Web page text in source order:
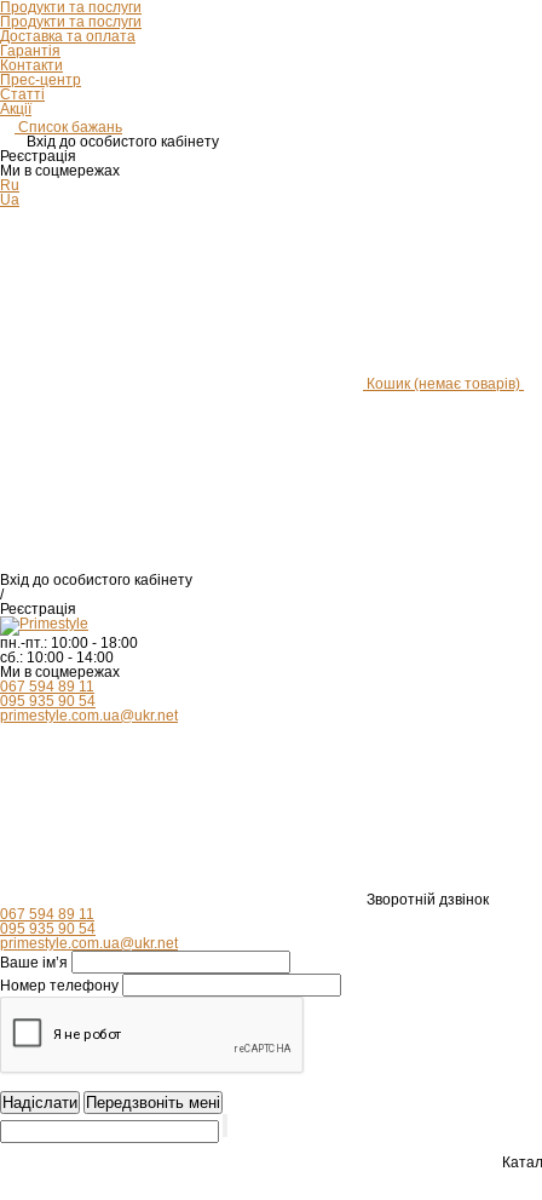
Продукти та послуги
Продукти та послуги
Доставка та оплата
Гарантія
Контакти
Прес-центр
Статті
Акції
Список бажань
Вхід до особистого кабінету
Реєстрація
Ми в соцмережах
Ru
Ua
Кошик (немає товарів)
Вхід до особистого кабінету
/
Реєстрація
пн.-пт.: 10:00 - 18:00
сб.: 10:00 - 14:00
Ми в соцмережах
067 594 89 11
095 935 90 54
primestyle.com.ua@ukr.net
Зворотній дзвінок
067 594 89 11
095 935 90 54
primestyle.com.ua@ukr.net
Ваше ім’я
Номер телефону